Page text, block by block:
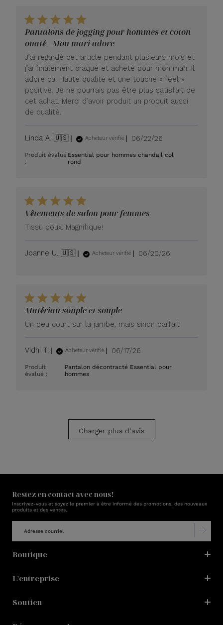
Pantalons de jogging pour hommes et coton
ouaté - Mon mari adore
J’ai regardé cet article pendant plusieurs mois et
j’ai finalement craqué et acheté pour mon mari. Il
adore ça. Haute qualité et une touche « feel »
positive. Je ne pourrais pas être plus satisfait de
cet achat. Merci d’avoir produit un produit aussi
de qualité.
Linda A. 🇺🇸 Acheteur vérifié
Date
publication
06/22/26
Produit évalué
:
Essential pour hommes chandail col
rond
Vêtements de salon pour femmes
Tissu doux. Magnifique!
Joanne U. 🇺🇸 Acheteur vérifié
Date
06/20/26
Matériau souple et souple
Un peu court sur la jambe, mais sinon parfait
Vidhi T. Acheteur vérifié
Date
publication
06/17/26
Produit
évalué :
Pantalon décontracté Essential pour
hommes
Charger plus d’avis
Restez en contact avec nous!
Inscrivez-vous et soyez le premier à être informé des promotions, des nouveaux
produits et des ventes.
Boutique
L'entreprise
Soutien